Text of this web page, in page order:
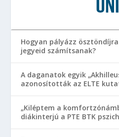
Hogyan pályázz
jegyeid számítsanak?
A daganatok egyik
azonosították az ELTE
„Kiléptem a
diákinterjú a PTE BTK